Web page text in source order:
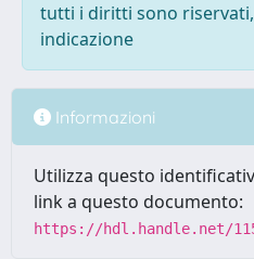
tutti i diritti sono
indicazione
Informazioni
Utilizza questo
link a questo documento:
https://hdl.handle.net/